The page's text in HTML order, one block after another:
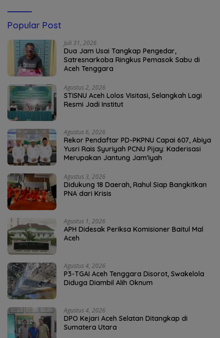
Popular Post
Juli 31, 2026
Dua Jam Usai Tangkap Pengedar,
Satresnarkoba Ringkus Pemasok Sabu di
Aceh Tenggara
Agustus 2, 2026
STISNU Aceh Lolos Visitasi, Selangkah Lagi
Resmi Jadi Institut
Agustus 6, 2026
Rekor Pendaftar PD-PKPNU Capai 607, Abiya
Yusri Rais Syuriyah PCNU Pijay: Kaderisasi
Merupakan Jantung Jam’iyah
Agustus 3, 2026
Didukung 18 Daerah, Rahul Siap Bangkitkan
PNA dari Krisis
Agustus 1, 2026
APH Didesak Periksa Komisioner Baitul Mal
Aceh
Agustus 4, 2026
P3-TGAI Aceh Tenggara Disorot, Swakelola
Diduga Diambil Alih Oknum
Agustus 4, 2026
DPO Kejari Aceh Selatan Ditangkap di
Sumatera Utara